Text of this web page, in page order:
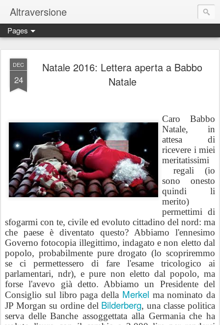
Altraversione
Pages
DEC
24
Natale 2016: Lettera aperta a Babbo
Natale
Caro Babbo
Natale, in
attesa di
ricevere i miei
meritatissimi
regali (io
sono onesto
quindi
li
merito)
permettimi di
sfogarmi con te, civile ed evoluto cittadino del nord: ma
che paese è diventato questo? Abbiamo l'ennesimo
Governo fotocopia illegittimo, indagato e non eletto dal
popolo, probabilmente pure drogato (lo scopriremmo
se ci permettessero di fare l'esame tricologico ai
parlamentari, ndr), e pure non eletto dal popolo, ma
forse l'avevo già detto. Abbiamo un Presidente del
Consiglio sul libro paga della Merkel ma nominato da
JP Morgan su ordine del Bilderberg, una classe politica
serva delle Banche assoggettata alla Germania che ha